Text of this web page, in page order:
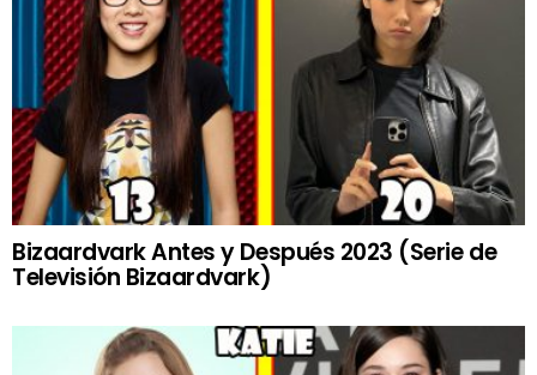
Bizaardvark Antes y Después 2023 (Serie de
Televisión Bizaardvark)